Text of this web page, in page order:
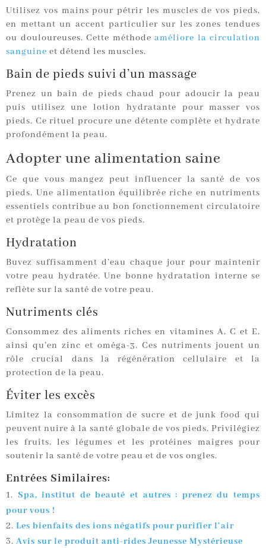
Utilisez vos mains pour pétrir les muscles de vos pieds,
en mettant un accent particulier sur les zones tendues
ou douloureuses. Cette méthode améliore la circulation
sanguine et détend les muscles.
Bain de pieds suivi d’un massage
Prenez un bain de pieds chaud pour adoucir la peau
puis utilisez une lotion hydratante pour masser vos
pieds. Ce rituel procure une détente complète et hydrate
profondément la peau.
Adopter une alimentation saine
Ce que vous mangez peut influencer la santé de vos
pieds. Une alimentation équilibrée riche en nutriments
essentiels contribue au bon fonctionnement circulatoire
et protège la peau de vos pieds.
Hydratation
Buvez suffisamment d’eau chaque jour pour maintenir
votre peau hydratée. Une bonne hydratation interne se
reflète sur la santé de votre peau.
Nutriments clés
Consommez des aliments riches en vitamines A, C et E,
ainsi qu’en zinc et oméga-3. Ces nutriments jouent un
rôle crucial dans la régénération cellulaire et la
protection de la peau.
Éviter les excès
Limitez la consommation de sucre et de junk food qui
peuvent nuire à la santé globale de vos pieds. Privilégiez
les fruits, les légumes et les protéines maigres pour
soutenir la santé de votre peau et de vos ongles.
Entrées Similaires:
Spa, institut de beauté et autres : prenez du temps
pour vous !
Les bienfaits des ions négatifs pour purifier l’air
Avis sur le produit anti-rides Jeunesse Mystérieuse